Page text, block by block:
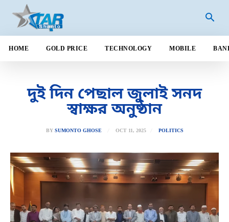
HOME GOLD PRICE TECHNOLOGY MOBILE
দুই দিন পেছাল জুলাই সনদ
স্বাক্ষর অনুষ্ঠান
BY SUMONTO GHOSE OCT 11, 2025 POLITICS